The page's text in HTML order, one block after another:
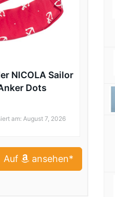
NICOLA Sailor
Dots
am: August 7, 2026
Auf ansehen*